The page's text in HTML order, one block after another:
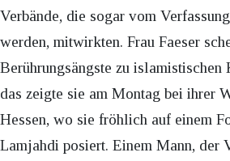
Verbände, die sogar vom
werden, mitwirkten. Frau Faeser
Berührungsängste zu islamistischen
das zeigte sie am Montag bei ihrer
Hessen, wo sie fröhlich auf einem
Lamjahdi posiert. Einem Mann, der